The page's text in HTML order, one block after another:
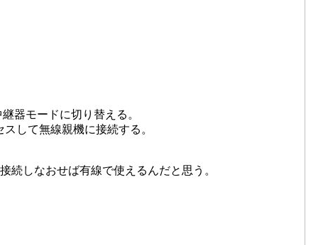
器モードに切り替える。
して無線親機に接続する。
続しなおせば有線で使えるんだと思う。